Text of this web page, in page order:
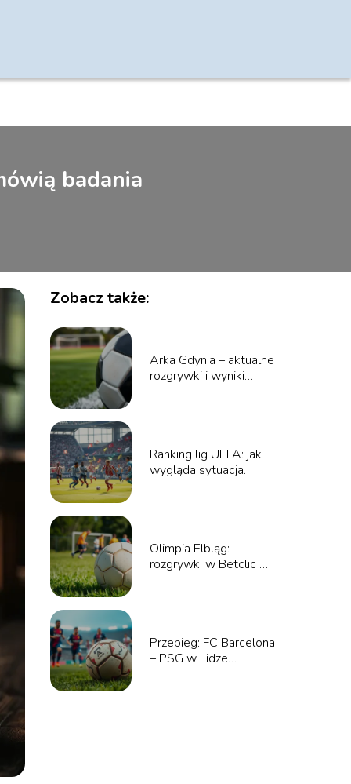
badania
Zobacz także:
Arka Gdynia – aktualne
rozgrywki i wyniki
Ranking lig UEFA: jak
wygląda sytuacja
Olimpia Elbląg:
rozgrywki w Betclic 3
Przebieg: FC Barcelona
– PSG w Lidze